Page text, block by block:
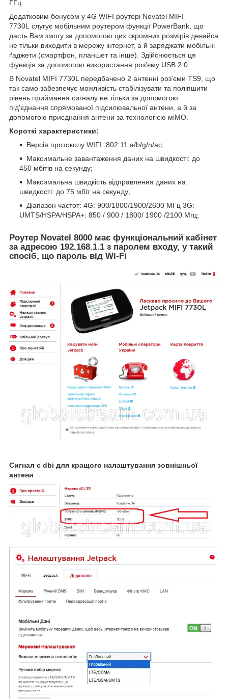
ГГц.
Додатковим бонусом у 4G WIFI роутері Novatel MIFI
7730L слугує мобільним роутером функції PowerBank, що
дасть Вам змогу за допомогою цих скромних розмірів девайса
не тільки виходити в мережу інтернет, а й заряджати мобільні
ґаджети (смартфон, планшет та інше). Здійснюється ця
функція за допомогою використання роз'єму USB 2.0.
В Novatel MIFI 7730L передбачено 2 антенні роз'єми TS9, що
так само забезпечує можливість стабілізувати та поліпшити
рівень приймання сигналу не тільки за допомогою
під'єднання спрямованої підсилювальної антени, а й за
допомогою приєднання антени за технологією міМО.
Короткі характеристики:
Версія протоколу WIFI: 802.11 a/b/g/n/ac;
Максимальне завантаження даних на швидкості: до
450 мбітів на секунду;
Максимальна швидкість відправлення даних на
швидкості: до 75 мбіт на секунду;
Діапазон частот: 4G: 900/1800/1900/2600 МГц 3G:
UMTS/HSPA/HSPA+: 850 / 900 / 1800/ 1900 /2100 Мгц;
Роутер Novatel 8000 має функціональний кабінет
за адресою 192.168.1.1 з паролем входу, у такий
спосіб, що пароль від Wi-Fi
Сигнал є dbi для кращого налаштування зовнішньої
антени